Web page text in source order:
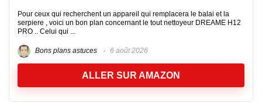
Pour ceux qui recherchent un appareil qui remplacera le balai et la
serpiere , voici un bon plan concernant le tout nettoyeur DREAME H12
PRO .. Celui qui ...
Bons plans astuces 6 août 2026
ALLER SUR AMAZON